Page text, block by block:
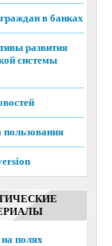
в банках
развития
системы
полях